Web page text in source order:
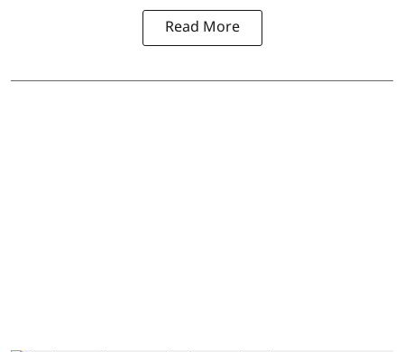
Read More